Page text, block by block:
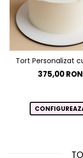
Tort Personalizat
Tort cu Poză
375,00 RON